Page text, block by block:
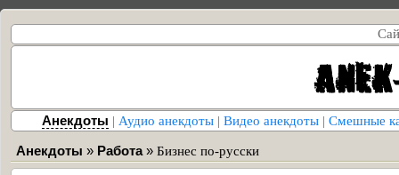
Анекдоты | Аудио анекдоты | Видео анекдоты | Смешные
Анекдоты » Работа» Бизнес по-русски